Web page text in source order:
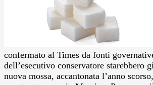
confermato al Times da fonti
dell’esecutivo conservatore starebbero
nuova mossa, accantonata l’anno